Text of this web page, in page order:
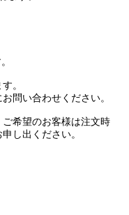
。
問い合わせください。
ご希望のお客様は注文時
し出ください。